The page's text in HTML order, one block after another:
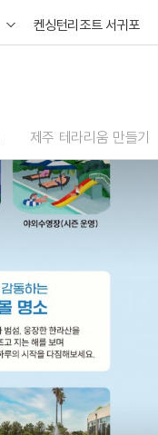
켄싱턴리조트 서귀포
제주 테라리움 만들기